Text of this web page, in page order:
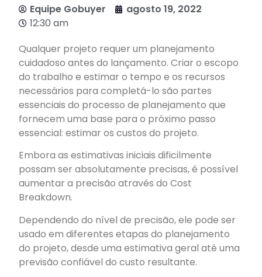
Equipe Gobuyer
agosto 19, 2022
12:30 am
Qualquer projeto requer um planejamento
cuidadoso antes do lançamento. Criar o escopo
do trabalho e estimar o tempo e os recursos
necessários para completá-lo são partes
essenciais do processo de planejamento que
fornecem uma base para o próximo passo
essencial: estimar os custos do projeto.
Embora as estimativas iniciais dificilmente
possam ser absolutamente precisas, é possível
aumentar a precisão através do Cost
Breakdown.
Dependendo do nível de precisão, ele pode ser
usado em diferentes etapas do planejamento
do projeto, desde uma estimativa geral até uma
previsão confiável do custo resultante.